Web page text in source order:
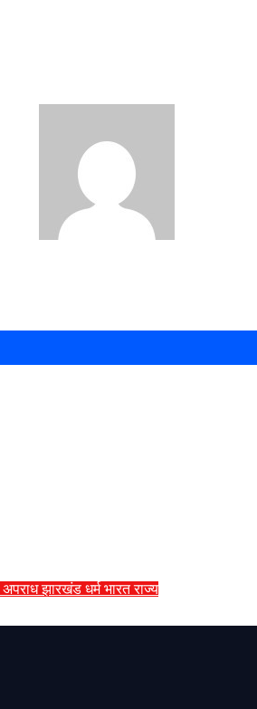
अपराधझारखंड धर्मभारतराज्य